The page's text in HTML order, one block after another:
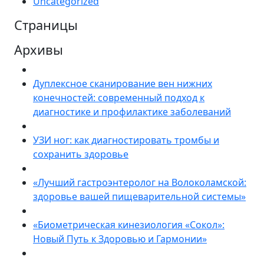
Страницы
Архивы
Дуплексное сканирование вен нижних
конечностей: современный подход к
диагностике и профилактике заболеваний
УЗИ ног: как диагностировать тромбы и
сохранить здоровье
«Лучший гастроэнтеролог на Волоколамской:
здоровье вашей пищеварительной системы»
«Биометрическая кинезиология «Сокол»:
Новый Путь к Здоровью и Гармонии»